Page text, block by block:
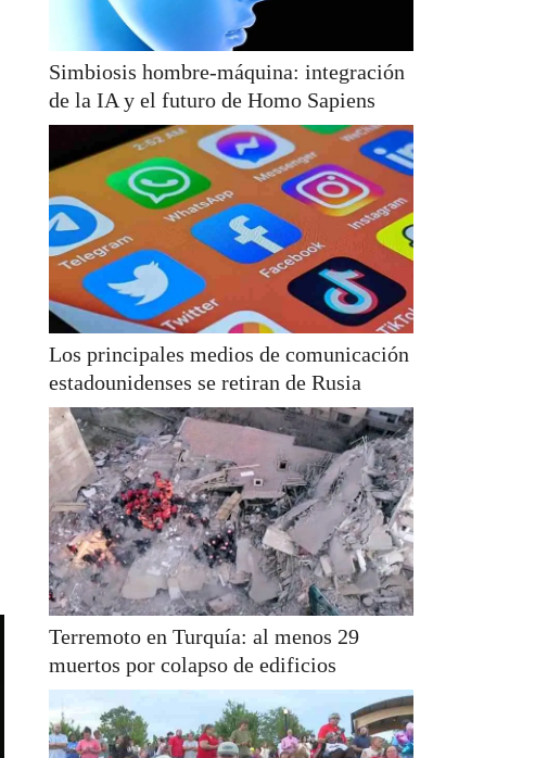
Simbiosis hombre-máquina: integración
de la IA y el futuro de Homo Sapiens
Los principales medios de comunicación
estadounidenses se retiran de Rusia
Terremoto en Turquía: al menos 29
muertos por colapso de edificios